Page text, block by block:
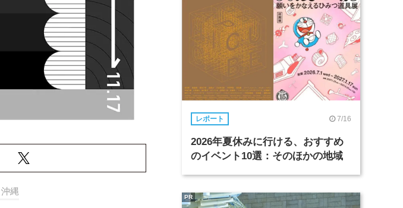
縄
レポート 7/16
2026年夏休みに行ける、おすすめ
のイベント10選：そのほかの地域
PR